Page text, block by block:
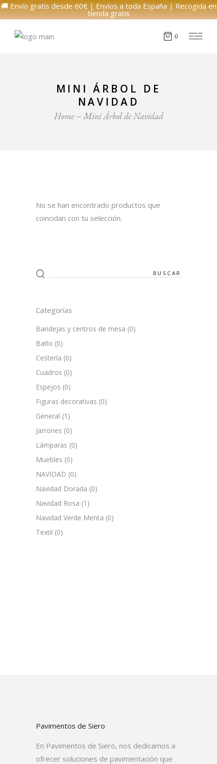
🚚 Envío gratis desde 60€ | Envíos a toda España | Recogida en
tienda gratis
0
MINI ÁRBOL DE
NAVIDAD
Home Mini Árbol de Navidad
No se han encontrado productos que
coincidan con tu selección.
Search
for:
Categorías
Bandejas y centros de mesa (0)
Baño (0)
Cestería (0)
Cuadros (0)
Espejos (0)
Figuras decorativas (0)
General (1)
Jarrones (0)
Lámparas (0)
Muebles (0)
NAVIDAD (0)
Navidad Dorada (0)
Navidad Rosa (1)
Navidad Verde Menta (0)
Textil (0)
Pavimentos de Siero
En Pavimentos de Siero, nos dedicamos a
ofrecer soluciones de pavimentación que